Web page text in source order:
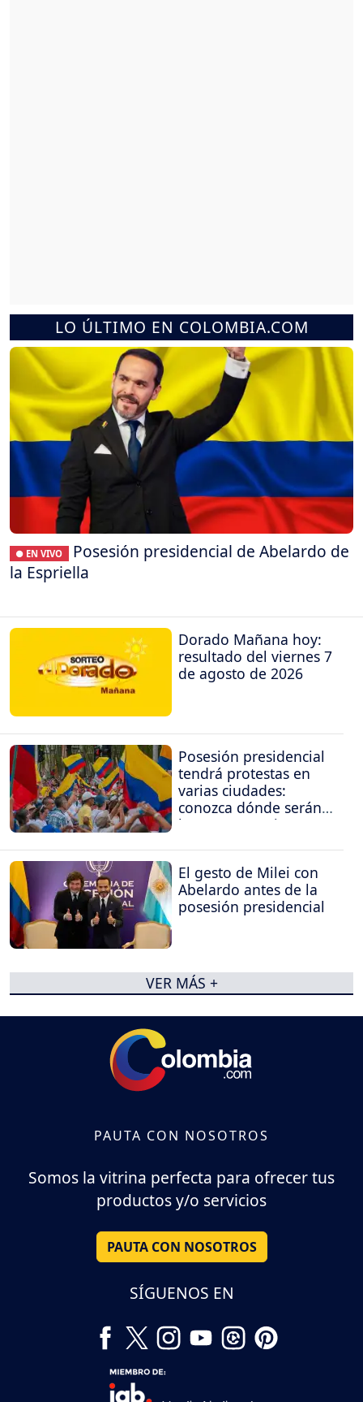
LO ÚLTIMO EN COLOMBIA.COM
● EN VIVO
Posesión presidencial de Abelardo de
la Espriella
Dorado Mañana hoy:
resultado del viernes 7
de agosto de 2026
Posesión presidencial
tendrá protestas en
varias ciudades:
conozca dónde serán
las concentraciones
El gesto de Milei con
Abelardo antes de la
posesión presidencial
VER MÁS +
PAUTA CON NOSOTROS
Somos la vitrina perfecta para ofrecer tus
productos y/o servicios
PAUTA CON NOSOTROS
SÍGUENOS EN